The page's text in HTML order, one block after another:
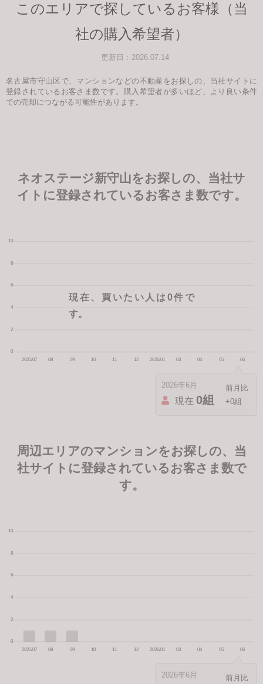
このエリアで探しているお客様（当
社の購入希望者）
更新日：2026.07.14
名古屋市守山区で、マンションなどの不動産をお探しの、当社サイトに
登録されているお客さま数です。購入希望者が多いほど、より良い条件
での売却につながる可能性があります。
ネオステージ新守山をお探しの、当社サ
イトに登録されているお客さま数です。
現在、買いたい人は0件で
す。
2026年6月
現在 0組 +0組
周辺エリアのマンションをお探しの、当
社サイトに登録されているお客さま数で
す。
2026年6月